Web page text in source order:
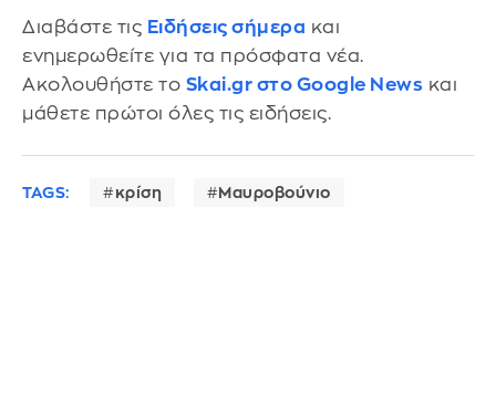
Διαβάστε τις Ειδήσεις σήμερα και
ενημερωθείτε για τα πρόσφατα νέα.
Ακολουθήστε το Skai.gr στο Google News και
μάθετε πρώτοι όλες τις ειδήσεις.
TAGS: κρίση Μαυροβούνιο